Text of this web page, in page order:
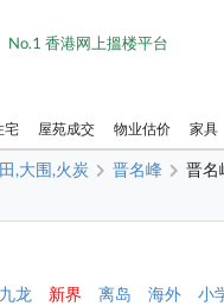
No.1 香港网上搵楼平台
宅 屋苑成交 物业估价 家具
,大围,火炭 晋名峰 晋名
九龙 新界 离岛 海外 小